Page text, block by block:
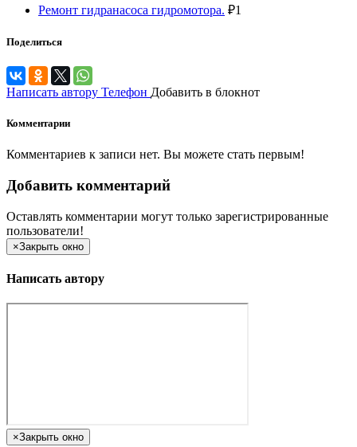
Ремонт гидранасоса гидромотора. ₽1
Поделиться
Написать автору Телефон Добавить в блокнот
Комментарии
Комментариев к записи нет. Вы можете стать первым!
Добавить комментарий
Оставлять комментарии могут только зарегистрированные
пользователи!
×Закрыть окно
Написать автору
×Закрыть окно